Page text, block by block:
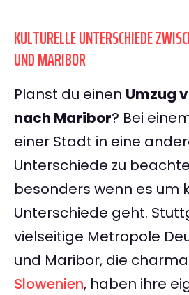
KULTURELLE UNTERSCHIEDE
UND MARIBOR
Planst du einen Umzug
nach Maribor? Bei
einer Stadt in eine
Unterschiede zu
besonders wenn es um
Unterschiede geht.
vielseitige Metropole
und Maribor, die
Slowenien, haben ihre